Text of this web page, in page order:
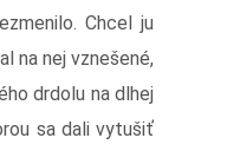
Chcel ju
na nej vznešené,
drdolu na dlhej
sa dali vytušiť